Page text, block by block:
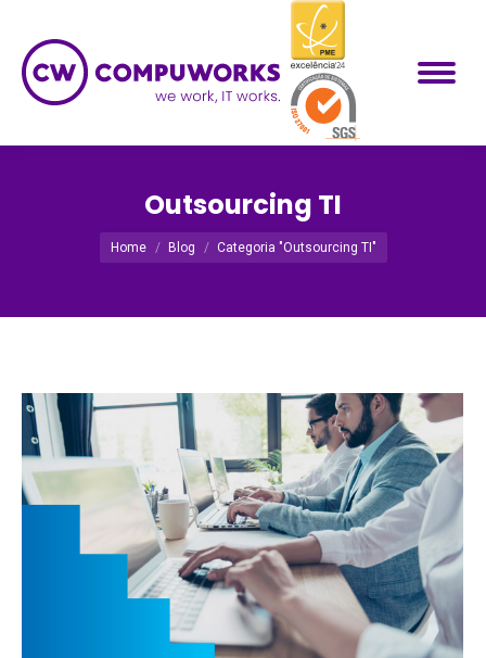
Outsourcing TI
Você está aqui:
Home Blog Categoria "Outsourcing TI"